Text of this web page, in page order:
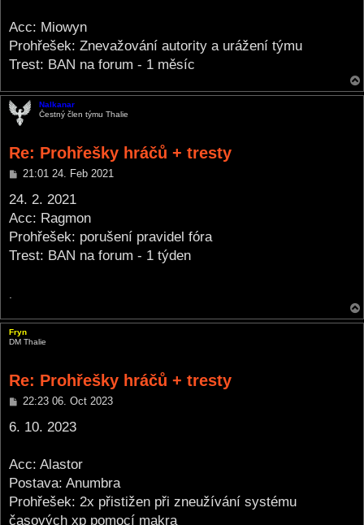
Acc: Miowyn
Prohřešek: Znevažování autority a urážení týmu
Trest: BAN na forum - 1 měsíc
Nalkanar
Čestný člen týmu Thalie
Re: Prohřešky hráčů + tresty
P
s
21:01 24. Feb 2021
24. 2. 2021
Acc: Ragmon
Prohřešek: porušení pravidel fóra
Trest: BAN na forum - 1 týden
.
Fryn
DM Thalie
Re: Prohřešky hráčů + tresty
P
22:23 06. Oct 2023
6. 10. 2023
Acc: Alastor
Postava: Anumbra
Prohřešek: 2x přistižen při zneužívání systému
časových xp pomocí makra